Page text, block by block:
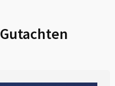
Gutachten